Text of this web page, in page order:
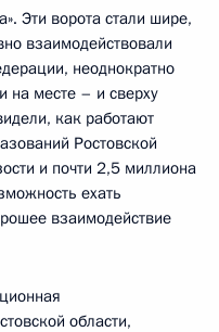
Эти ворота стали шире,
взаимодействовали
неоднократно
месте – и сверху
как работают
Ростовской
и почти 2,5 миллиона
ехать
взаимодействие
области,